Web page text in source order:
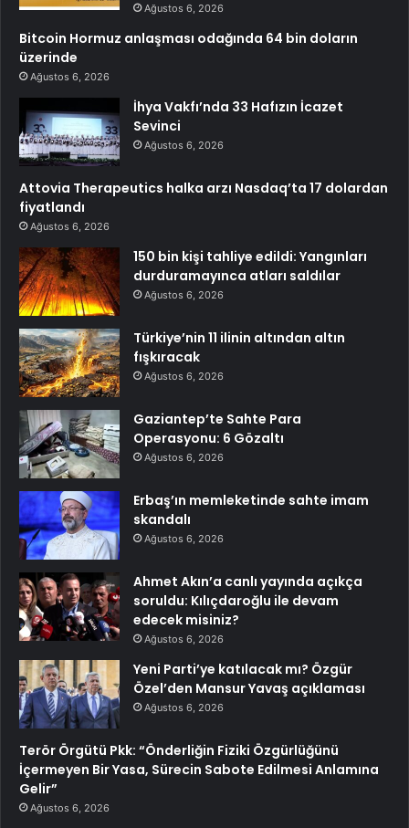
Ağustos 6, 2026
Bitcoin Hormuz anlaşması odağında 64 bin doların
üzerinde
Ağustos 6, 2026
İhya Vakfı’nda 33 Hafızın İcazet
Sevinci
Ağustos 6, 2026
Attovia Therapeutics halka arzı Nasdaq’ta 17 dolardan
fiyatlandı
Ağustos 6, 2026
150 bin kişi tahliye edildi: Yangınları
durduramayınca atları saldılar
Ağustos 6, 2026
Türkiye’nin 11 ilinin altından altın
fışkıracak
Ağustos 6, 2026
Gaziantep’te Sahte Para
Operasyonu: 6 Gözaltı
Ağustos 6, 2026
Erbaş’ın memleketinde sahte imam
skandalı
Ağustos 6, 2026
Ahmet Akın’a canlı yayında açıkça
soruldu: Kılıçdaroğlu ile devam
edecek misiniz?
Ağustos 6, 2026
Yeni Parti’ye katılacak mı? Özgür
Özel’den Mansur Yavaş açıklaması
Ağustos 6, 2026
Terör Örgütü Pkk: “Önderliğin Fiziki Özgürlüğünü
İçermeyen Bir Yasa, Sürecin Sabote Edilmesi Anlamına
Gelir”
Ağustos 6, 2026